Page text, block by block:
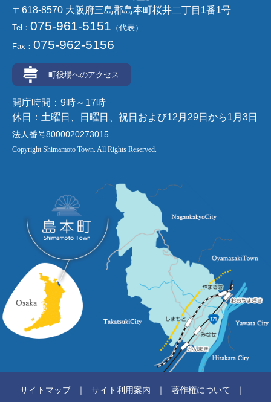
〒618-8570 大阪府三島郡島本町桜井二丁目1番1号
Tel： 075-961-5151 （代表）
Fax： 075-962-5156
町役場へのアクセス
開庁時間：9時～17時
休日：土曜日、日曜日、祝日および12月29日から1月3日
法人番号8000020273015
Copyright Shimamoto Town. All Rights Reserved.
サイトマップ サイト利用案内 著作権について